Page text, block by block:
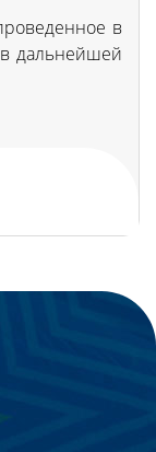
в
дальнейшей